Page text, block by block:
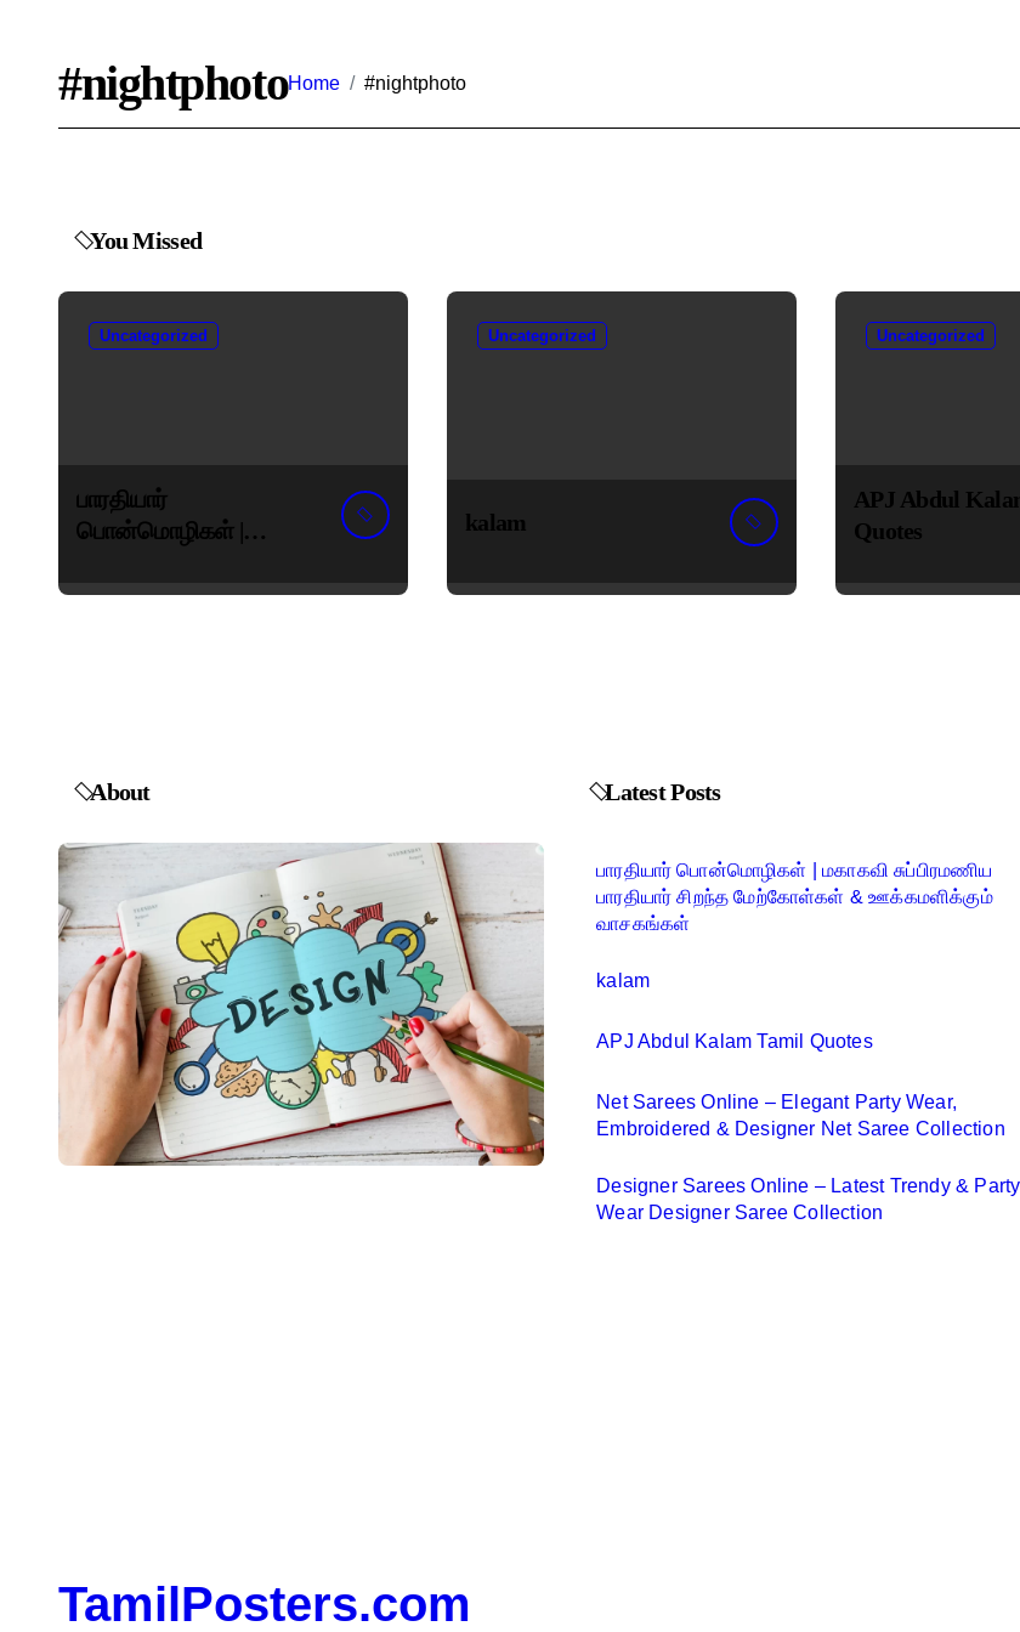
#nightphotoHome #nightphoto
You Missed
Uncategorized
பாரதியார்
பொன்மொழிகள் |
பாரதியார் சிறந்த
Uncategorized
kalam
Uncategorized
APJ Abdul
Quotes
About Latest Posts
பாரதியார் பொன்மொழிகள் | மகாகவி சுப்பிரமணிய
பாரதியார் சிறந்த மேற்கோள்கள் & ஊக்கமளிக்கும்
வாசகங்கள்
kalam
APJ Abdul Kalam Tamil Quotes
Net Sarees Online – Elegant Party Wear,
Embroidered & Designer Net Saree Collection
Designer Sarees Online – Latest Trendy & Party
Wear Designer Saree Collection
TamilPosters.com